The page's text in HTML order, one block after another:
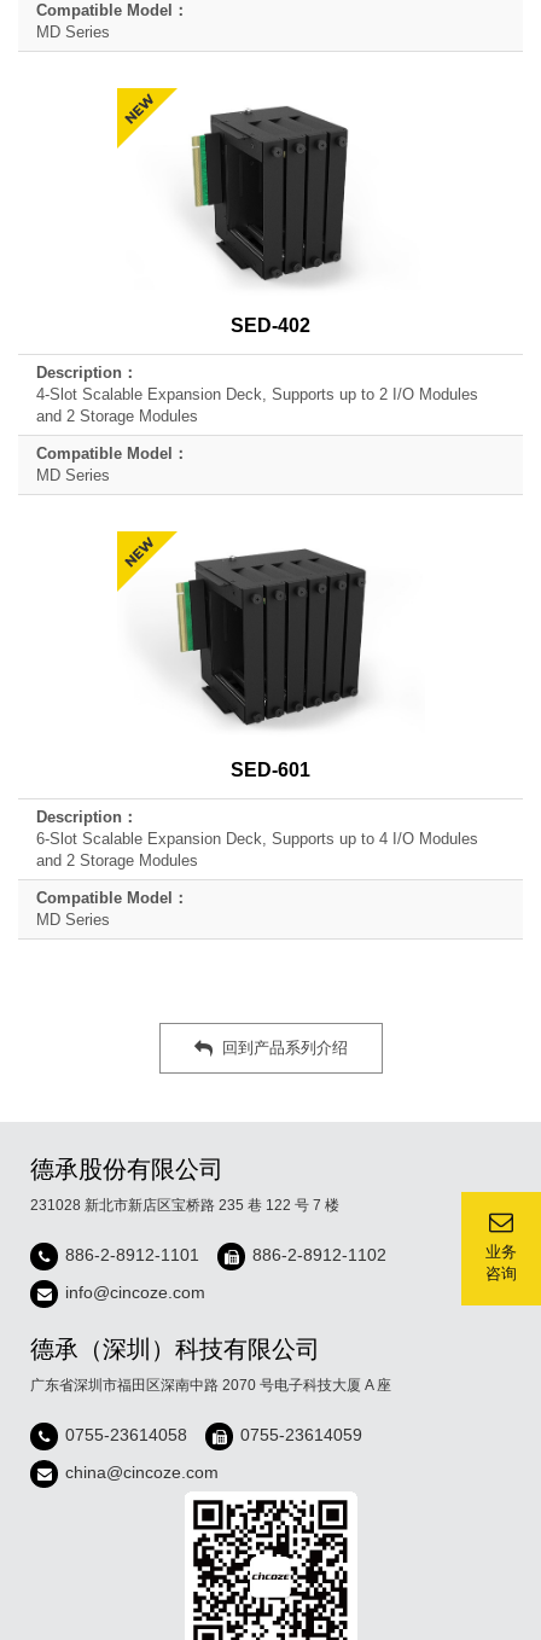
业务
咨询
MD Series
SED-402
4-Slot Scalable Expansion Deck, Supports up to 2 I/O Modules
and 2 Storage Modules
MD Series
SED-601
6-Slot Scalable Expansion Deck, Supports up to 4 I/O Modules
and 2 Storage Modules
MD Series
回到产品系列介绍
德承股份有限公司
231028 新北市新店区宝桥路 235 巷 122 号 7 楼
886-2-8912-1101
886-2-8912-1102
info@cincoze.com
德承（深圳）科技有限公司
广东省深圳市福田区深南中路 2070 号电子科技大厦 A 座
0755-23614058
0755-23614059
china@cincoze.com